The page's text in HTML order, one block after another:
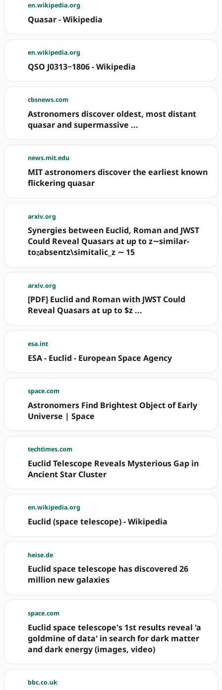
en.wikipedia.org
Quasar - Wikipedia
en.wikipedia.org
QSO J0313−1806 - Wikipedia
cbsnews.com
Astronomers discover oldest, most distant
quasar and supermassive ...
news.mit.edu
MIT astronomers discover the earliest known
flickering quasar
arxiv.org
Synergies between Euclid, Roman and JWST
Could Reveal Quasars at up to z∼similar-
to𝑧absentz\simitalic_z ∼ 15
arxiv.org
[PDF] Euclid and Roman with JWST Could
Reveal Quasars at up to $z ...
esa.int
ESA - Euclid - European Space Agency
space.com
Astronomers Find Brightest Object of Early
Universe | Space
techtimes.com
Euclid Telescope Reveals Mysterious Gap in
Ancient Star Cluster
en.wikipedia.org
Euclid (space telescope) - Wikipedia
heise.de
Euclid space telescope has discovered 26
million new galaxies
space.com
Euclid space telescope's 1st results reveal 'a
goldmine of data' in search for dark matter
and dark energy (images, video)
bbc.co.uk